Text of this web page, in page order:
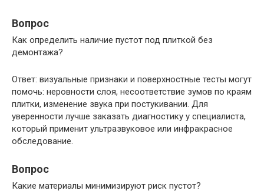
Вопрос
Как определить наличие пустот под плиткой без
демонтажа?
Ответ: визуальные признаки и поверхностные тесты могут
помочь: неровности слоя, несоответствие зумов по краям
плитки, изменение звука при постукивании. Для
уверенности лучше заказать диагностику у специалиста,
который применит ультразвуковое или инфракрасное
обследование.
Вопрос
Какие материалы минимизируют риск пустот?